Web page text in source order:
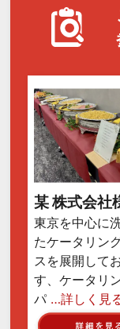
某 株式会社
東京を中心に
たケータリン
スを展開して
す、ケータリ
パ …詳しく見